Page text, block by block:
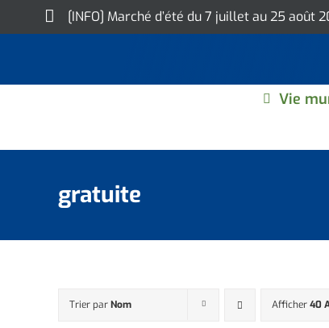
to
[INFO] Marché d’été du 7 juillet au 25
Vie
gratuite
Trier parNom Afficher40